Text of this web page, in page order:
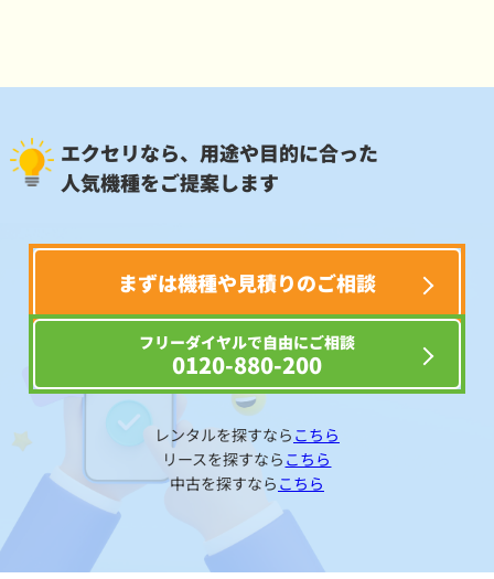
エクセリなら、用途や目的に合った
人気機種をご提案します
まずは機種や見積りのご相談
フリーダイヤルで自由にご相談
0120-880-200
レンタルを探すなら こちら
リースを探すなら こちら
中古を探すなら こちら